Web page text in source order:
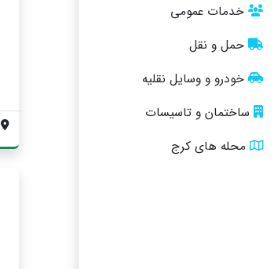
خدمات عمومی
حمل و نقل
خودرو و وسایل نقلیه
ساختمان و تاسیسات
محله های کرج